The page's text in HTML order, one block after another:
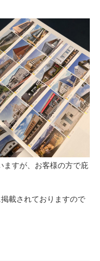
ますが、お客様の方で庇
載されておりますので